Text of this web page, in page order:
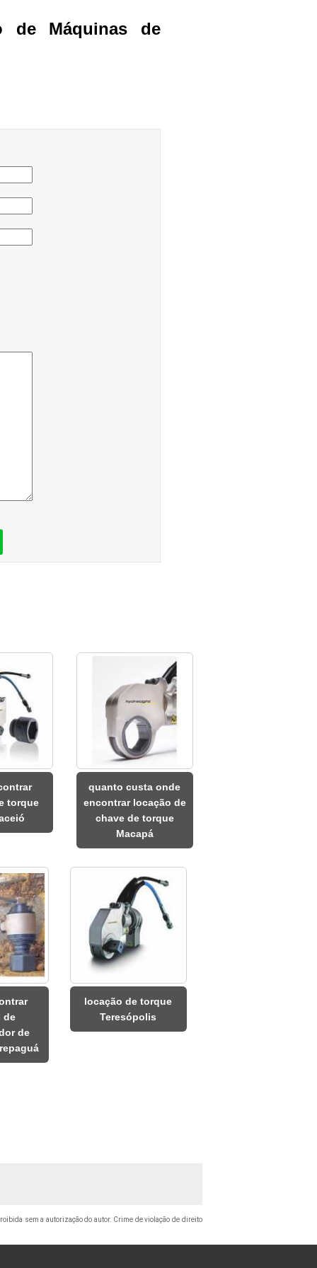
de Máquinas de
torque
quanto custa onde
encontrar locação de
chave de torque
Macapá
de
de
locação de torque
Teresópolis
sem a autorização do autor. Crime de violação de direito